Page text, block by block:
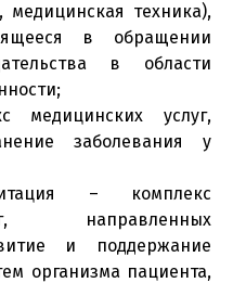
медицинская техника),
в обращении
в области
медицинских услуг,
заболевания у
– комплекс
направленных
и поддержание
организма пациента,